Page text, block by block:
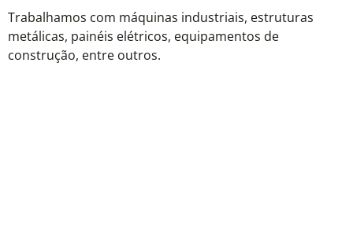
Trabalhamos com máquinas industriais, estruturas
metálicas, painéis elétricos, equipamentos de
construção, entre outros.